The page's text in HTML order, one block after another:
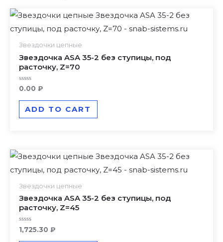
Звездочки цепные
Звездочка ASA 35-2 без ступицы, под
расточку, Z=70
Rated
out
0.00 ₽
ADD TO CART
Звездочки цепные
Звездочка ASA 35-2 без ступицы, под
расточку, Z=45
Rated
0
out
1,725.30 ₽